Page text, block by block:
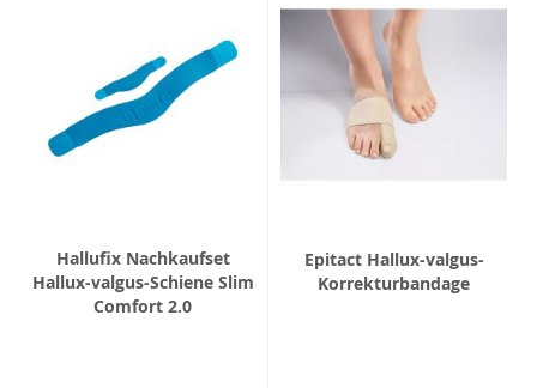
Hallufix Nachkaufset
Hallux-valgus-Schiene Slim
Comfort 2.0
Epitact Hallux-valgus-
Korrekturbandage